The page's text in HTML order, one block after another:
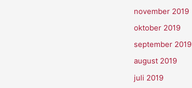
november 2019
oktober 2019
september 2019
august 2019
juli 2019